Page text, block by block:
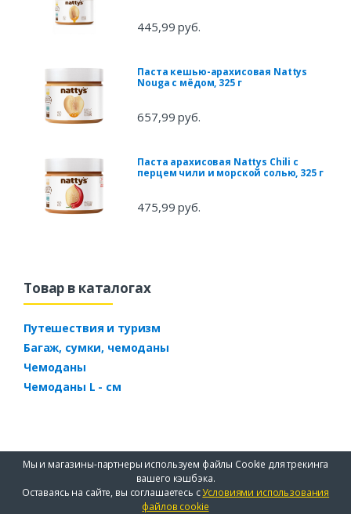
445,99 руб.
Паста кешью-арахисовая Nattys
Nouga с мёдом, 325 г
657,99 руб.
Паста арахисовая Nattys Chili с
перцем чили и морской солью, 325 г
475,99 руб.
Товар в каталогах
Путешествия и туризм
Багаж, сумки, чемоданы
Чемоданы
Чемоданы L - см
Мы и магазины-партнеры используем файлы Cookie для трекинга
вашего кэшбэка.
Оставаясь на сайте, вы соглашаетесь сУсловиями использования
файлов cookie